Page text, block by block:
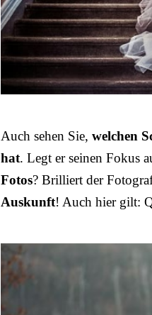
Auch sehen Sie, welchen
hat. Legt er seinen Fokus
Fotos? Brilliert der
Auskunft! Auch hier gilt: